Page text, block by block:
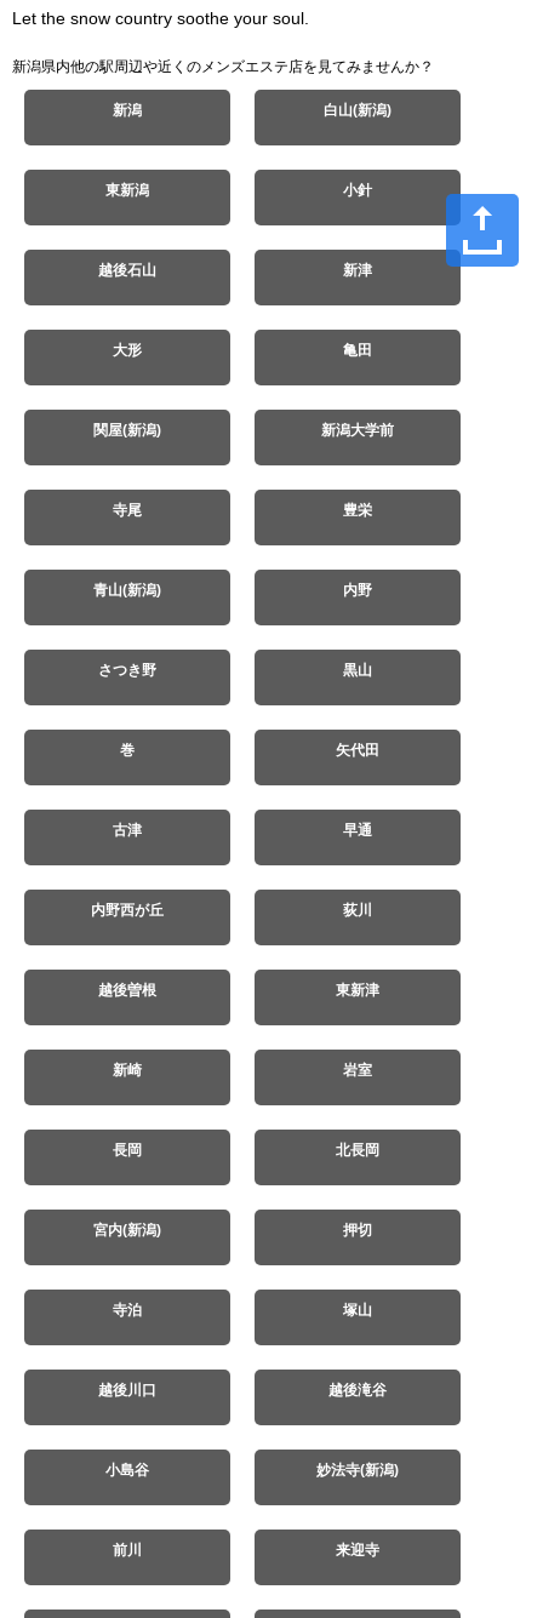
Let the snow country soothe your soul.
新潟県内他の駅周辺や近くのメンズエステ店を見てみませんか？
新潟 白山(新潟)
東新潟 小針
越後石山 新津
大形 亀田
関屋(新潟) 新潟大学前
寺尾 豊栄
青山(新潟) 内野
さつき野 黒山
巻 矢代田
古津 早通
内野西が丘 荻川
越後曽根 東新津
新崎 岩室
長岡 北長岡
宮内(新潟) 押切
寺泊 塚山
越後川口 越後滝谷
小島谷 妙法寺(新潟)
前川 来迎寺